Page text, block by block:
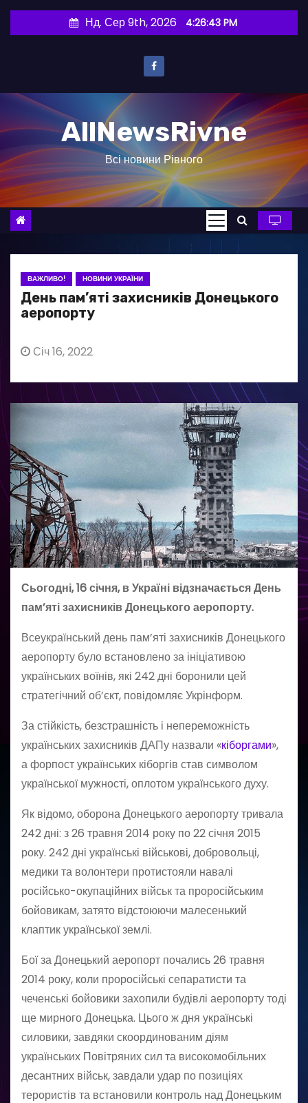
и
о
в
Нд. Сер 9th, 2026 4:26:44 PM
AllNewsRivne
Всі новини Рівного
ВАЖЛИВО! НОВИНИ УКРАЇНИ
День пам’яті захисників Донецького
аеропорту
Січ 16, 2022
Сьогодні, 16 січня, в Україні відзначається День
пам’яті захисників Донецького аеропорту.
Всеукраїнський день пам’яті захисників Донецького
аеропорту було встановлено за ініціативою
українських воїнів, які 242 дні боронили цей
стратегічний об’єкт, повідомляє Укрінформ.
За стійкість, безстрашність і непереможність
українських захисників ДАПу назвали «кіборгами»,
а форпост українських кіборгів став символом
української мужності, оплотом українського духу.
Як відомо, оборона Донецького аеропорту тривала
242 дні: з 26 травня 2014 року по 22 січня 2015
року. 242 дні українські військові, добровольці,
медики та волонтери протистояли навалі
російсько-окупаційних військ та проросійським
бойовикам, затято відстоюючи малесенький
клаптик української землі.
Бої за Донецький аеропорт почались 26 травня
2014 року, коли проросійські сепаратисти та
чеченські бойовики захопили будівлі аеропорту тоді
ще мирного Донецька. Цього ж дня українські
силовики, завдяки скоординованим діям
українських Повітряних сил та високомобільних
десантних військ, завдали удар по позиціях
терористів та встановили контроль над Донецьким